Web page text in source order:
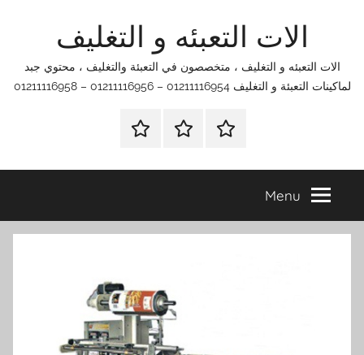
الات التعبئه و التغليف
الات التعبئه و التغليف ، متخصصون في التعبئة والتغليف ، محتوي جبد
لماكينات التعبئة و التغليف 01211116954 – 01211116956 – 01211116958
الرئيسيةاتصل
اتـصـل
في
التي
Menu